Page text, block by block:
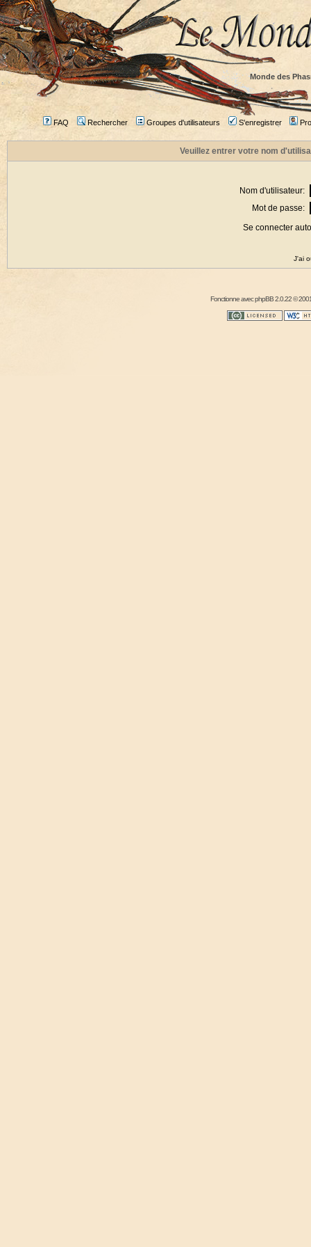
Monde des
FAQ Rechercher Groupes d'utilisateurs S'enregistrer
Veuillez entrer votre nom
Nom d'utilisateur:
Mot de passe:
Se connecter
J'ai
Fonctionne avecphpBB2.0.22 ©